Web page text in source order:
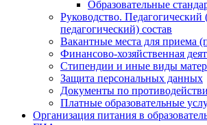
Образовательные
Руководство. Педагогический
педагогический) состав
Вакантные места для приема
Финансово-хозяйственная
Стипендии и иные виды
Защита персональных данных
Документы по
Платные образовательные
Организация питания в